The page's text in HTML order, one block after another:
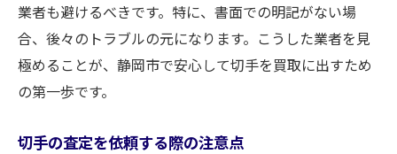
業者も避けるべきです。特に、書面での明記がない場
合、後々のトラブルの元になります。こうした業者を見
極めることが、静岡市で安心して切手を買取に出すため
の第一歩です。
切手の査定を依頼する際の注意点